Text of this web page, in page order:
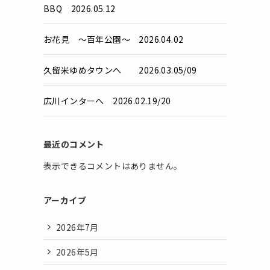
BBQ 2026.05.12
お花見 ～百年公園～ 2026.04.02
久留米ゆめタウンへ 2026.03.05/09
広川インターへ 2026.02.19/20
最近のコメント
表示できるコメントはありません。
アーカイブ
2026年7月
2026年5月